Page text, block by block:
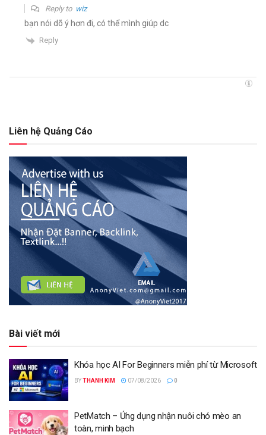
Reply to wiz
bạn nói dõ ý hơn đi, có thể mình giúp dc
Reply
Liên hệ Quảng Cáo
Bài viết mới
Khóa học AI For Beginners miễn phí từ Microsoft
BYTHANH KIM 07/08/2026 0
PetMatch – Ứng dụng nhận nuôi chó mèo an
toàn, minh bạch